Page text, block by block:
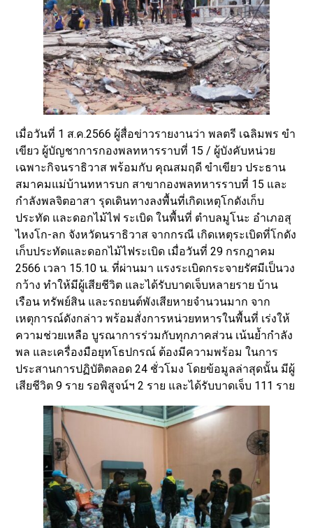
เมื่อวันที่ 1 ส.ค.2566 ผู้สื่อข่าวรายงานว่า พลตรี เฉลิมพร ขำ
เขียว ผู้บัญชาการกองพลทหารราบที่ 15 / ผู้บังคับหน่วย
เฉพาะกิจนราธิวาส พร้อมกับ คุณสมฤดี ขำเขียว ประธาน
สมาคมแม่บ้านทหารบก สาขากองพลทหารราบที่ 15 และ
กำลังพลจิตอาสา รุดเดินทางลงพื้นที่เกิดเหตุโกดังเก็บ
ประทัด และดอกไม้ไฟ ระเบิด ในพื้นที่ ตำบลมูโนะ อำเภอสุ
ไหงโก-ลก จังหวัดนราธิวาส จากกรณี เกิดเหตุระเบิดที่โกดัง
เก็บประทัดและดอกไม้ไฟระเบิด เมื่อวันที่ 29 กรกฎาคม
2566 เวลา 15.10 น. ที่ผ่านมา แรงระเบิดกระจายรัศมีเป็นวง
กว้าง ทำให้มีผู้เสียชีวิต และได้รับบาดเจ็บหลายราย บ้าน
เรือน ทรัพย์สิน และรถยนต์พังเสียหายจำนวนมาก จาก
เหตุการณ์ดังกล่าว พร้อมสั่งการหน่วยทหารในพื้นที่ เร่งให้
ความช่วยเหลือ บูรณาการร่วมกับทุกภาคส่วน เน้นย้ำกำลัง
พล และเครื่องมือยุทโธปกรณ์ ต้องมีความพร้อม ในการ
ประสานการปฏิบัติตลอด 24 ชั่วโมง โดยข้อมูลล่าสุดนั้น มีผู้
เสียชีวิต 9 ราย รอพิสูจน์ฯ 2 ราย และได้รับบาดเจ็บ 111 ราย